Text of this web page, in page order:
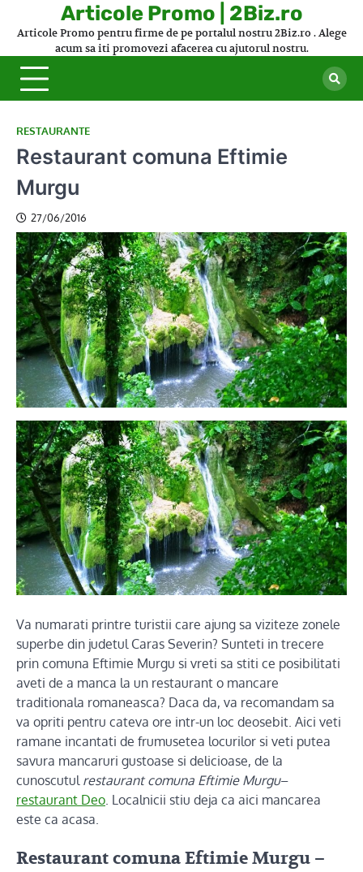
Articole Promo | 2Biz.ro
Articole Promo pentru firme de pe portalul nostru 2Biz.ro . Alege
acum sa iti promovezi afacerea cu ajutorul nostru.
RESTAURANTE
Restaurant comuna Eftimie
Murgu
27/06/2016
Va numarati printre turistii care ajung sa viziteze zonele
superbe din judetul Caras Severin? Sunteti in trecere
prin comuna Eftimie Murgu si vreti sa stiti ce posibilitati
aveti de a manca la un restaurant o mancare
traditionala romaneasca? Daca da, va recomandam sa
va opriti pentru cateva ore intr-un loc deosebit. Aici veti
ramane incantati de frumusetea locurilor si veti putea
savura mancaruri gustoase si delicioase, de la
cunoscutul restaurant comuna Eftimie Murgu–
restaurant Deo. Localnicii stiu deja ca aici mancarea
este ca acasa.
Restaurant comuna Eftimie Murgu –